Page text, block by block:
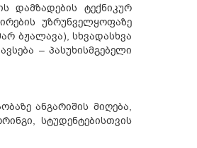
დამზადების ტექნიკურ
უზრუნველყოფაზე
ბჟალავა), სხვადასხვა
– პასუხისმგებელი
ანგარიშის მიღება,
სტუდენტებისთვის